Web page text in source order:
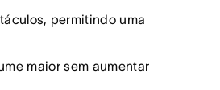
permitindo uma
maior sem aumentar